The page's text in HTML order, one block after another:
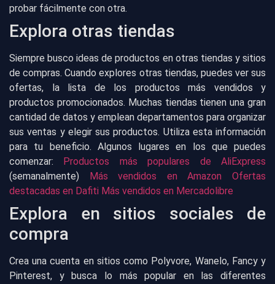
probar fácilmente con otra.
Explora otras tiendas
Siempre busco ideas de productos en otras tiendas y sitios
de compras. Cuando explores otras tiendas, puedes ver sus
ofertas, la lista de los productos más vendidos y
productos promocionados. Muchas tiendas tienen una gran
cantidad de datos y emplean departamentos para organizar
sus ventas y elegir sus productos. Utiliza esta información
para tu beneficio. Algunos lugares en los que puedes
comenzar: Productos más populares de AliExpress
(semanalmente) Más vendidos en Amazon
Ofertas
destacadas en Dafiti Más vendidos en Mercadolibre
Explora en sitios sociales de
compra
Crea una cuenta en sitios como Polyvore, Wanelo, Fancy y
Pinterest, y busca lo más popular en las diferentes